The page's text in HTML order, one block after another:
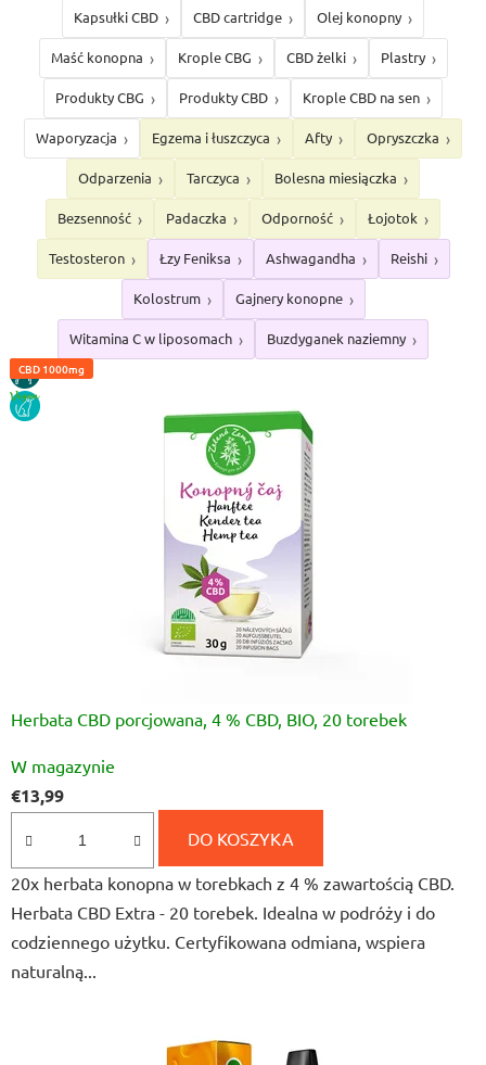
Kapsułki CBD CBD cartridge Olej konopny
Maść konopna Krople CBG CBD żelki Plastry
Produkty CBG Produkty CBD Krople CBD na sen
Waporyzacja Egzema i łuszczyca Afty Opryszczka
Odparzenia Tarczyca Bolesna miesiączka
Bezsenność Padaczka Odporność Łojotok
Testosteron Łzy Feniksa Ashwagandha Reishi
Kolostrum Gajnery konopne
Witamina C w liposomach Buzdyganek naziemny
CBD 4%
Herbata CBD porcjowana, 4 % CBD, BIO, 20 torebek
ocena
produktu
wynosi
5,0
na
5
gwiazdek.
W magazynie
€13,99
DO KOSZYKA
20x herbata konopna w torebkach z 4 % zawartością CBD.
Herbata CBD Extra - 20 torebek. Idealna w podróży i do
codziennego użytku. Certyfikowana odmiana, wspiera
naturalną...
DLA
KONI
DLA
PSÓW
CBD 10%
CBD 1000mg
VEGAN